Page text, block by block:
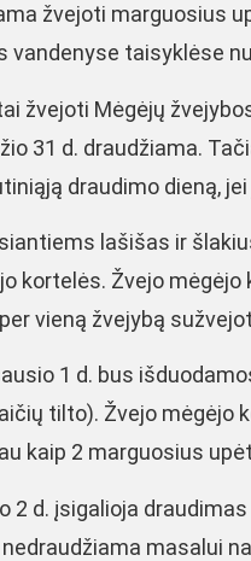
žvejoti marguosius
vandenyse taisyklėse
žvejoti Mėgėjų
31 d. draudžiama.
draudimo dieną,
lašišas ir
kortelės. Žvejo
vieną žvejybą
1 d. bus
tilto). Žvejo mėgėjo
kaip 2 marguosius
2 d. įsigalioja
nedraudžiama masalui